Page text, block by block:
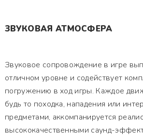
ЗВУКОВАЯ АТМОСФЕРА
Звуковое сопровождение в игре
отличном уровне и содействует
погружению в ход игры. Каждое
будь то походка, нападения или
предметами, аккомпанируется
высококачественными саунд-